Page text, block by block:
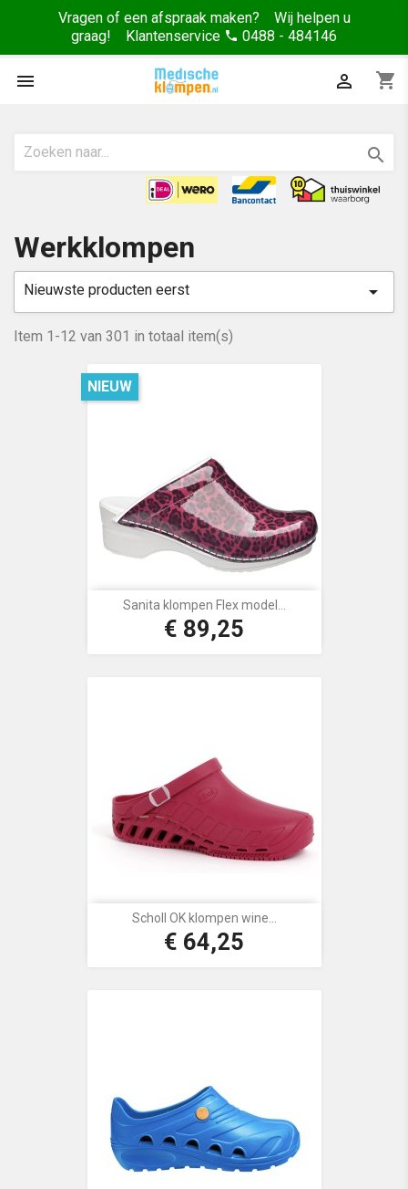
Vragen of een afspraak maken? Wij helpen u
graag! Klantenservice phone 0488 - 484146
 shopping_cart


Werkklompen
Nieuwste producten eerst 
Item 1-12 van 301 in totaal item(s)
Sanita klompen Flex model...
Prijs
€ 89,25
NIEUW
Scholl OK klompen wine...
Prijs
€ 64,25